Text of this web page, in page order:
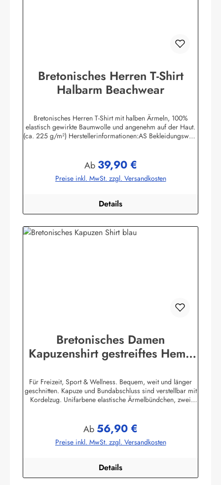
Bretonisches Herren T-Shirt
Halbarm Beachwear
Bretonisches Herren T-Shirt mit halben Ärmeln, 100%
elastisch gewirkte Baumwolle und angenehm auf der Haut.
(ca. 225 g/m²) Herstellerinformationen:AS Bekleidungswerk
Regulärer Preis:
Ab 39,90 €
Preise inkl. MwSt. zzgl. Versandkosten
Details
Bretonisches Damen
Kapuzenshirt gestreiftes Hemd
Für Freizeit, Sport & Wellness. Bequem, weit und länger
geschnitten. Kapuze und Bundabschluss sind verstellbar mit
Kordelzug. Unifarbene elastische Ärmelbündchen, zwei
g/m²) Herstellerinformationen:AS Bekleidungswerk
GmbHHeglitzer Str. 1226409 Wittmundinfo@modas-
bekleidung.de
Regulärer Preis:
Ab 56,90 €
Preise inkl. MwSt. zzgl. Versandkosten
Details